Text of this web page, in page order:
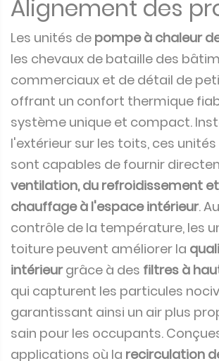
Alignement des
Les unités de pompe à chaleur
les chevaux de bataille des
commerciaux et de détail de
offrant un confort thermique
système unique et compact.
l'extérieur sur les toits, ces
sont capables de fournir
ventilation, du refroidissement
chauffage à l'espace intérieur.
contrôle de la température, les
toiture peuvent améliorer la
intérieurgrâce à des filtres à
qui capturent les particules
garantissant ainsi un air plus
sain pour les occupants.
applications où la recirculation